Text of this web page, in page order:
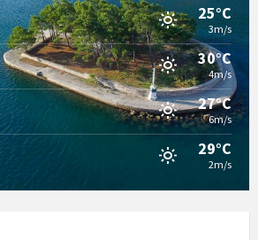
25°C
3m/s
30°C
4m/s
27°C
6m/s
29°C
2m/s